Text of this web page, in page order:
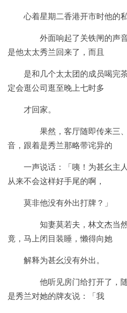
心着星期二香港开市时他的
外面响起了关铁闸的声音
是他太太秀兰回来了，而且
是和几个太太团的成员喝完
定会逛公司逛至晚上七时多
才回家。
果然，客厅随即传来三、
音，跟着是秀兰那略带诧异的
一声说话：「咦！为甚幺主
从来不会这样好手尾的啊，
莫非他没有外出打牌？」
知妻莫若夫，林文杰当然
竟，马上闭目装睡，懒得向她
解释为甚幺没有外出。
他听见房门给打开了，随
是秀兰对她的牌友说：「我